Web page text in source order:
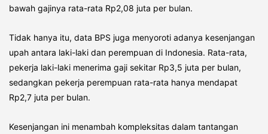
bawah gajinya rata-rata Rp2,08 juta per bulan.
Tidak hanya itu, data BPS juga menyoroti adanya kesenjangan
upah antara laki-laki dan perempuan di Indonesia. Rata-rata,
pekerja laki-laki menerima gaji sekitar Rp3,5 juta per bulan,
sedangkan pekerja perempuan rata-rata hanya mendapat
Rp2,7 juta per bulan.
Kesenjangan ini menambah kompleksitas dalam tantangan